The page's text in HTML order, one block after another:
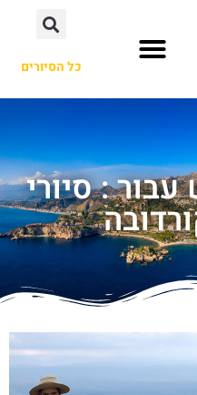
כל הסיורים
: סיורי